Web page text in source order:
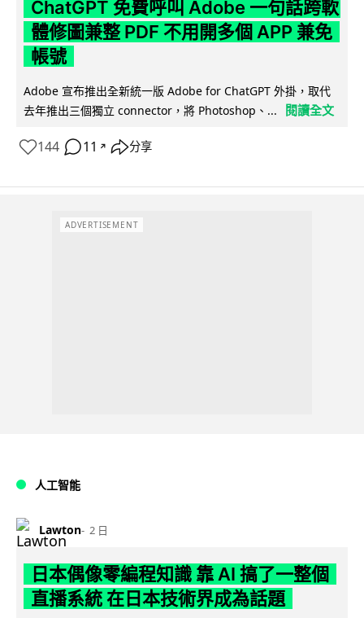
ChatGPT 免費呼叫 Adobe 一句話跨軟
體修圖兼整 PDF 不用開多個 APP 兼免
帳號
Adobe 宣布推出全新統一版 Adobe for ChatGPT 外掛，取代
去年推出三個獨立 connector，將 Photoshop、...
閱讀全文
144 11 ↗ 分享
ADVERTISEMENT
人工智能
Lawton 2 日
日本偶像零編程知識 靠 AI 搞了一整個
直播系統 在日本技術界成為話題